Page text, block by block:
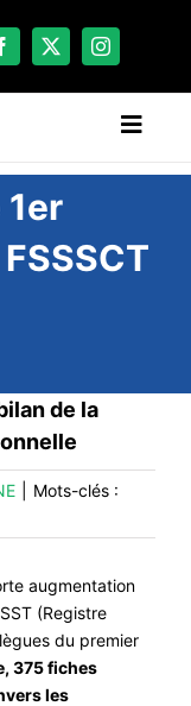
UNES
de la
Mots-clés :
augmentation
(Registre
du premier
375 fiches
les